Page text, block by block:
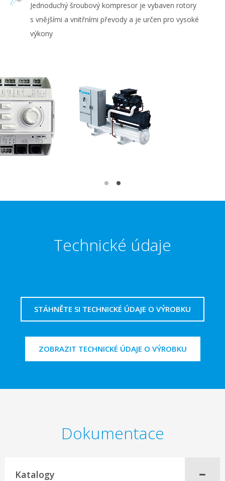
Jednoduchý šroubový kompresor je vybaven rotory
s vnějšími a vnitřními převody a je určen pro vysoké
výkony
Technické údaje
STÁHNĚTE SI TECHNICKÉ ÚDAJE O VÝROBKU
ZOBRAZIT TECHNICKÉ ÚDAJE O VÝROBKU
Dokumentace
Katalogy